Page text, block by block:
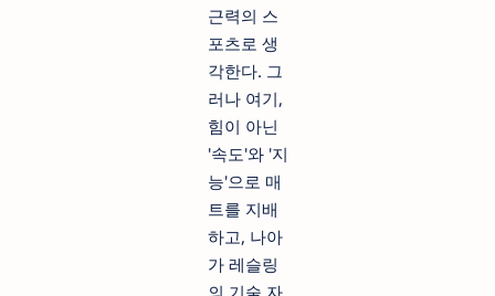
근력의 스
포츠로 생
각한다. 그
러나 여기,
힘이 아닌
'속도'와 '지
능'으로 매
트를 지배
하고, 나아
가 레슬링
의 기술 자